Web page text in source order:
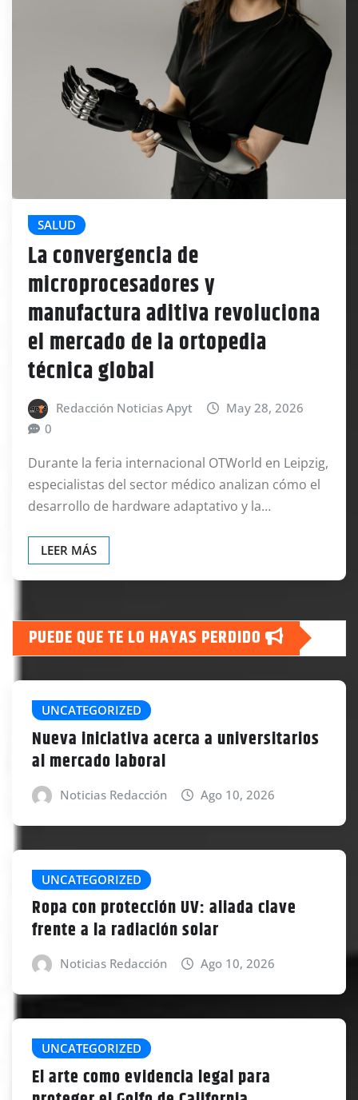
SALUD
La convergencia de
microprocesadores y
manufactura aditiva revoluciona
el mercado de la ortopedia
técnica global
Redacción Noticias Apyt
May 28, 2026
0
Durante la feria internacional OTWorld en Leipzig,
especialistas del sector médico analizan cómo el
desarrollo de hardware adaptativo y la…
LEER MÁS
PUEDE QUE TE LO HAYAS PERDIDO
UNCATEGORIZED
Nueva iniciativa acerca a universitarios
al mercado laboral
Noticias Redacción Ago 10, 2026
UNCATEGORIZED
Ropa con protección UV: aliada clave
frente a la radiación solar
Noticias Redacción Ago 10, 2026
UNCATEGORIZED
El arte como evidencia legal para